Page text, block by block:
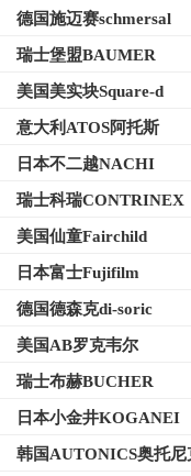
德国施迈赛schmersal
瑞士堡盟BAUMER
美国美实块Square-d
意大利ATOS阿托斯
日本不二越NACHI
瑞士科瑞CONTRINEX
美国仙童Fairchild
日本富士Fujifilm
德国德森克di-soric
美国AB罗克韦尔
瑞士布赫BUCHER
日本小金井KOGANEI
韩国AUTONICS奥托尼